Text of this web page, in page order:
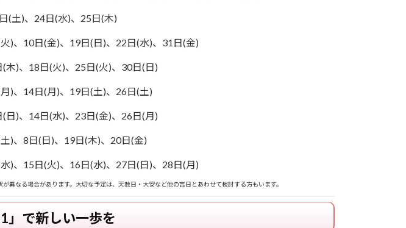
(土)、24日(水)、25日(木)
)、10日(金)、19日(日)、22日(水)、31日(金)
木)、18日(火)、25日(火)、30日(日)
)、14日(月)、19日(土)、26日(土)
日)、14日(水)、23日(金)、26日(月)
)、8日(日)、19日(木)、20日(金)
)、15日(火)、16日(水)、27日(日)、28日(月)
異なる場合があります。大切な予定は、天赦日・大安など他の吉日とあわせて検討する方もいます。
」で新しい一歩を